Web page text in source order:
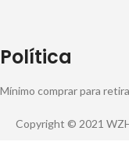
Política
Mínimo comprar para
Copyright © 2021